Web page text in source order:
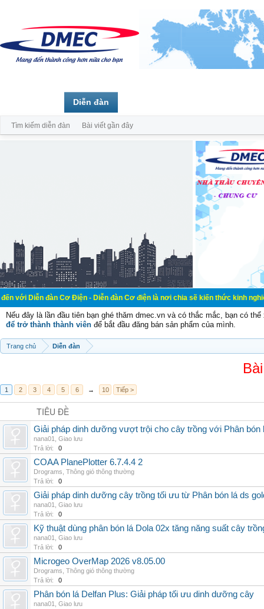
đàn Cơ Điện - Diễn đàn Cơ điện là nơi chia sẽ kiến thức kinh nghiệm trong
Nếu đây là lần đầu tiên bạn ghé thăm dmec.vn và có thắc mắc, bạn có
để trở thành thành viên để bắt đầu đăng bán sản phẩm của mình.
Trang chủ Diễn đàn
1 2 3 4 5 6 → 10 Tiếp >
TIÊU ĐỀ
Giải pháp dinh dưỡng vượt trội cho cây trồng với Phân bón
nana01
Giao lưu
Trả lời:
0
COAA PlanePlotter 6.7.4.4 2
Drograms Thông gió thông thường
Trả lời:
0
Giải pháp dinh dưỡng cây trồng tối ưu từ Phân bón lá ds
nana01
Giao lưu
Trả lời:
0
Kỹ thuật dùng phân bón lá Dola 02x tăng năng suất cây
nana01
Giao lưu
Trả lời:
0
Microgeo OverMap 2026 v8.05.00
Drograms Thông gió thông thường
Trả lời:
0
Phân bón lá Delfan Plus: Giải pháp tối ưu dinh dưỡng cây
nana01
Giao lưu
Diễn đàn
Tìm kiếm diễn đàn Bài viết gần đây